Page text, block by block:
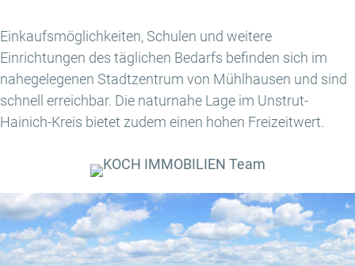
Einkaufsmöglichkeiten, Schulen und weitere
Einrichtungen des täglichen Bedarfs befinden sich im
nahegelegenen Stadtzentrum von Mühlhausen und sind
schnell erreichbar. Die naturnahe Lage im Unstrut-
Hainich-Kreis bietet zudem einen hohen Freizeitwert.